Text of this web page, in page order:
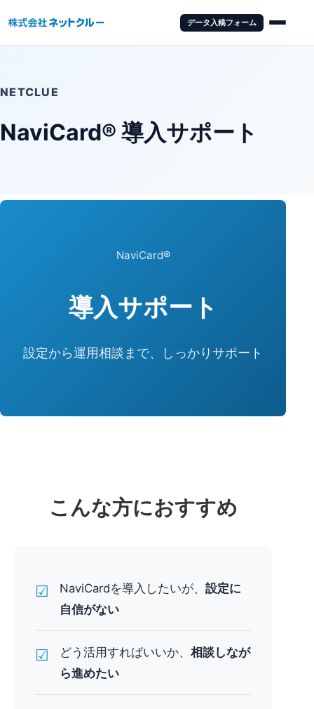
データ入稿フォーム
NETCLUE
NaviCard® 導入サポート
NaviCard®
導入サポート
設定から運用相談まで、しっかりサポート
こんな方におすすめ
☑ NaviCardを導入したいが、 設定に
自信がない
☑ どう活用すればいいか、 相談しなが
ら進めたい